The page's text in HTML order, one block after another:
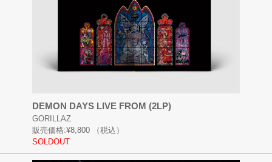
DEMON DAYS LIVE FROM (2LP)
GORILLAZ
販売価格:¥8,800
（税込）
SOLDOUT